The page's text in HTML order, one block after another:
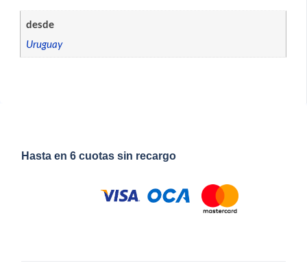
desde
Uruguay
Hasta en 6 cuotas sin recargo